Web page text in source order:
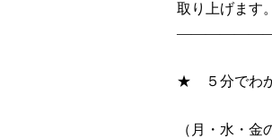
取り上げます。
★ ５分
（月・水・金